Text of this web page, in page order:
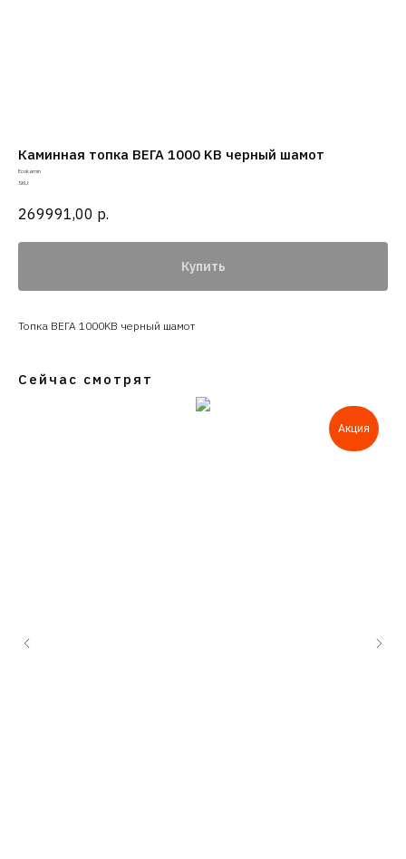
Каминная топка ВЕГА 1000 KB черный шамот
Ecokamin
SKU:
269991,00 р.
Купить
Топка ВЕГА 1000KB черный шамот
Сейчас смотрят
Акция